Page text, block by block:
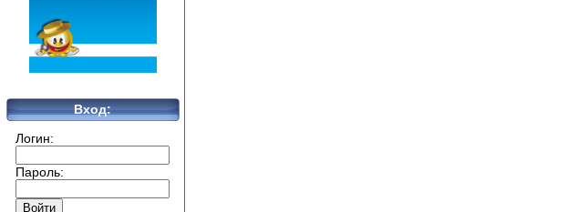
Вход:
Логин:
Пароль: